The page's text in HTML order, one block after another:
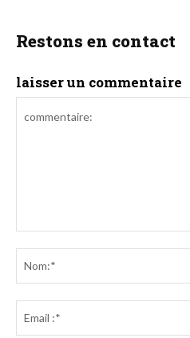
Restons en contact
laisser un commentaire